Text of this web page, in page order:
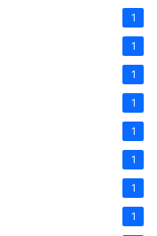
1
1
1
1
1
1
1
1